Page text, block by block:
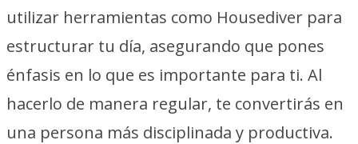
utilizar herramientas como Housediver para
estructurar tu día, asegurando que pones
énfasis en lo que es importante para ti. Al
hacerlo de manera regular, te convertirás en
una persona más disciplinada y productiva.